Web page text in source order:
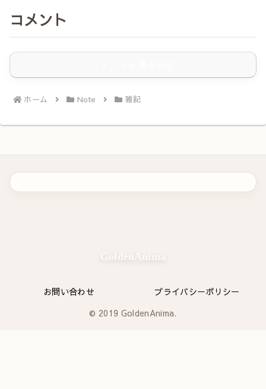
コメント
ホーム Note 雑記
お問い合わせ
プライバシーポリシー
© 2019 GoldenAnima.